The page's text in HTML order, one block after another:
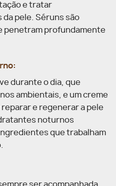
e tratar
pele. Séruns são
penetram profundamente
durante o dia, que
ambientais, e um creme
e regenerar a pele
noturnos
que trabalham